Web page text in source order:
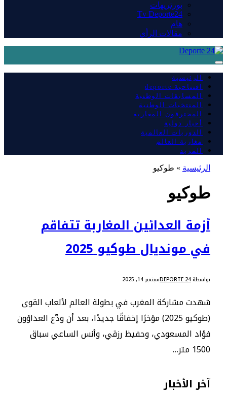
بورتريهات
Tv Deporte24
هام
مقالات الرأي
الرئيسية
افتتاحية deporte
المسابقات الوطنية
المنتخبات الوطنية
المحترفون المغاربة
أخبار دولية
الدوريات العالمية
مغاربة العالم
المزيد
الرئيسية » طوكيو
طوكيو
أزمة العدائين المغاربة تتفاقم
في مونديال طوكيو 2025
بواسطةDEPORTE 24سبتمبر 14, 2025
شهدت مشاركة المغرب في بطولة العالم لألعاب القوى
(طوكيو 2025) مؤخرًا إخفاقًا جديدًا، بعد أن ودّع العداؤون
فؤاد المسعودي، وحفيظ رزقي، وأنس الساعي سباق
1500 متر…
آخر الأخبار